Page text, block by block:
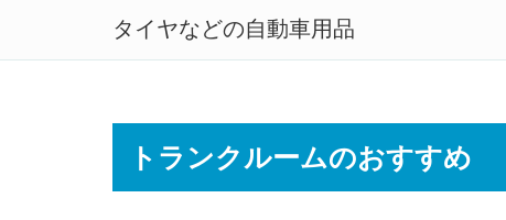
トランクルームを徹底比較！
タイヤなどの自動車用品
トランクルームのおすすめ